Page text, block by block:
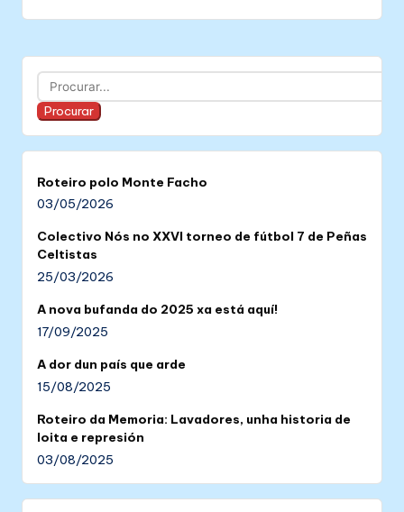
Buscar
Procurar
Roteiro polo Monte Facho
03/05/2026
Colectivo Nós no XXVI torneo de fútbol 7 de Peñas
Celtistas
25/03/2026
A nova bufanda do 2025 xa está aquí!
17/09/2025
A dor dun país que arde
15/08/2025
Roteiro da Memoria: Lavadores, unha historia de
loita e represión
03/08/2025